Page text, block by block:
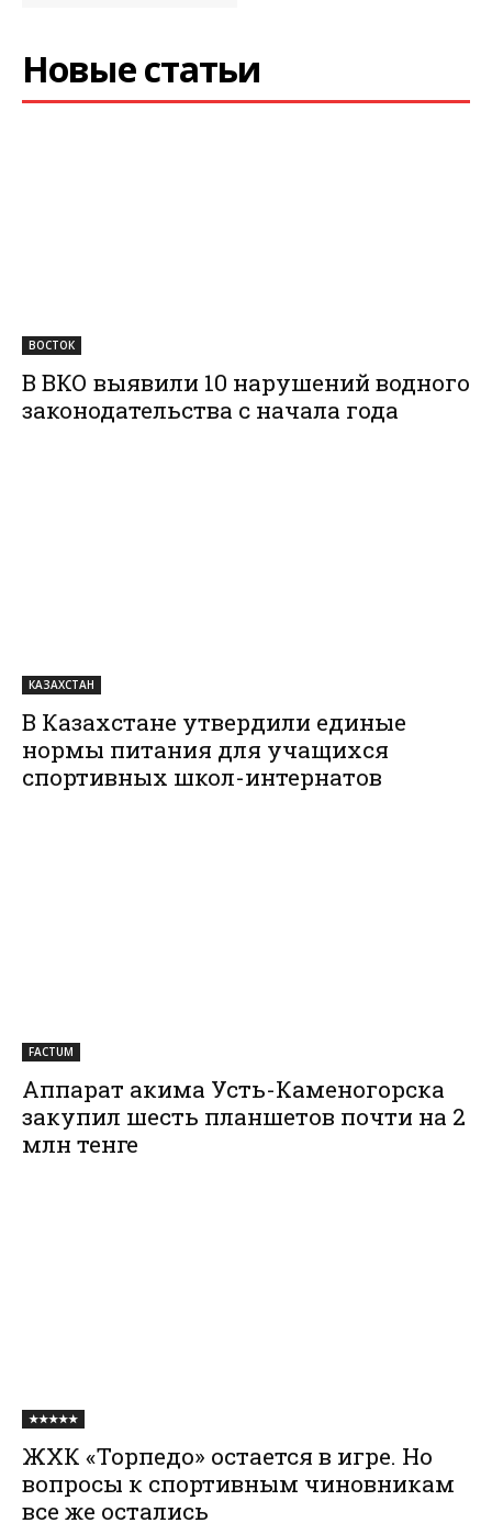
Новые статьи
ВОСТОК
В ВКО выявили 10 нарушений водного
законодательства с начала года
КАЗАХСТАН
В Казахстане утвердили единые
нормы питания для учащихся
спортивных школ-интернатов
FACTUM
Аппарат акима Усть-Каменогорска
закупил шесть планшетов почти на 2
млн тенге
★★★★★
ЖХК «Торпедо» остается в игре. Но
вопросы к спортивным чиновникам
все же остались